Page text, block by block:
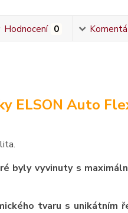
Hodnocení 0
ELSON Auto
byly vyvinuty s
tvaru s unikátním